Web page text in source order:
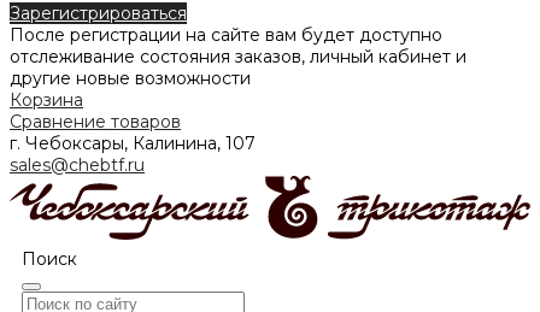
Зарегистрироваться
После регистрации на сайте вам будет доступно
отслеживание состояния заказов, личный кабинет и
другие новые возможности
Корзина
Сравнение товаров
г. Чебоксары, Калинина, 107
sales@chebtf.ru
Поиск